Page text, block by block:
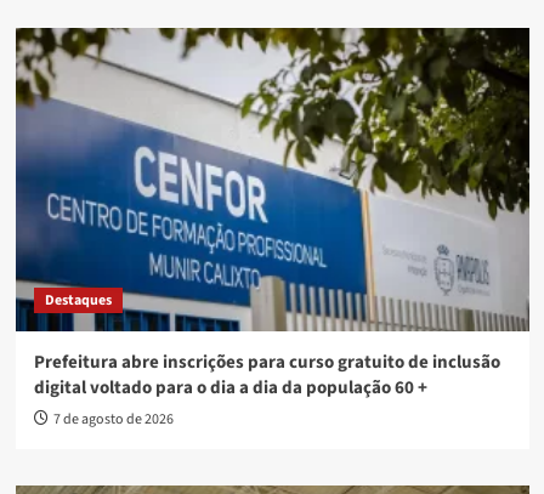
Destaques
Prefeitura abre inscrições para curso gratuito de inclusão
digital voltado para o dia a dia da população 60 +
7 de agosto de 2026